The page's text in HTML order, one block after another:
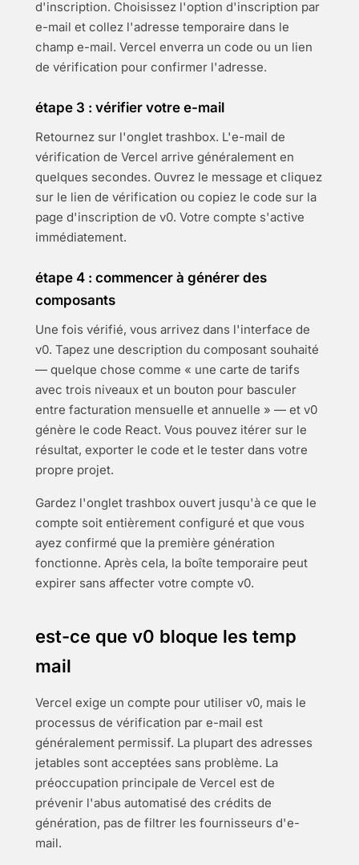
d'inscription. Choisissez l'option d'inscription par
e-mail et collez l'adresse temporaire dans le
champ e-mail. Vercel enverra un code ou un lien
de vérification pour confirmer l'adresse.
étape 3 : vérifier votre e-mail
Retournez sur l'onglet trashbox. L'e-mail de
vérification de Vercel arrive généralement en
quelques secondes. Ouvrez le message et cliquez
sur le lien de vérification ou copiez le code sur la
page d'inscription de v0. Votre compte s'active
immédiatement.
étape 4 : commencer à générer des
composants
Une fois vérifié, vous arrivez dans l'interface de
v0. Tapez une description du composant souhaité
— quelque chose comme « une carte de tarifs
avec trois niveaux et un bouton pour basculer
entre facturation mensuelle et annuelle » — et v0
génère le code React. Vous pouvez itérer sur le
résultat, exporter le code et le tester dans votre
propre projet.
Gardez l'onglet trashbox ouvert jusqu'à ce que le
compte soit entièrement configuré et que vous
ayez confirmé que la première génération
fonctionne. Après cela, la boîte temporaire peut
expirer sans affecter votre compte v0.
est-ce que v0 bloque les temp
mail
Vercel exige un compte pour utiliser v0, mais le
processus de vérification par e-mail est
généralement permissif. La plupart des adresses
jetables sont acceptées sans problème. La
préoccupation principale de Vercel est de
prévenir l'abus automatisé des crédits de
génération, pas de filtrer les fournisseurs d'e-
mail.